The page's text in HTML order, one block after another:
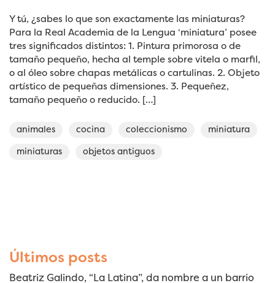
Y tú, ¿sabes lo que son exactamente las miniaturas?
Para la Real Academia de la Lengua ‘miniatura’ posee
tres significados distintos: 1. Pintura primorosa o de
tamaño pequeño, hecha al temple sobre vitela o marfil,
o al óleo sobre chapas metálicas o cartulinas. 2. Objeto
artístico de pequeñas dimensiones. 3. Pequeñez,
tamaño pequeño o reducido. […]
animales cocina coleccionismo
miniatura
miniaturas
objetos antiguos
Últimos posts
Beatriz Galindo, “La Latina”, da nombre a un barrio